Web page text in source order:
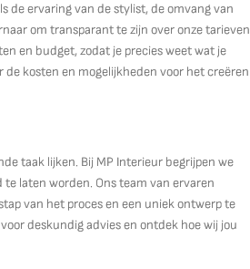
de ervaring van de stylist, de omvang van
om transparant te zijn over onze tarieven
en budget, zodat je precies weet wat je
kosten en mogelijkheden voor het creëren
taak lijken. Bij MP Interieur begrijpen we
laten worden. Ons team van ervaren
van het proces en een uniek ontwerp te
deskundig advies en ontdek hoe wij jou